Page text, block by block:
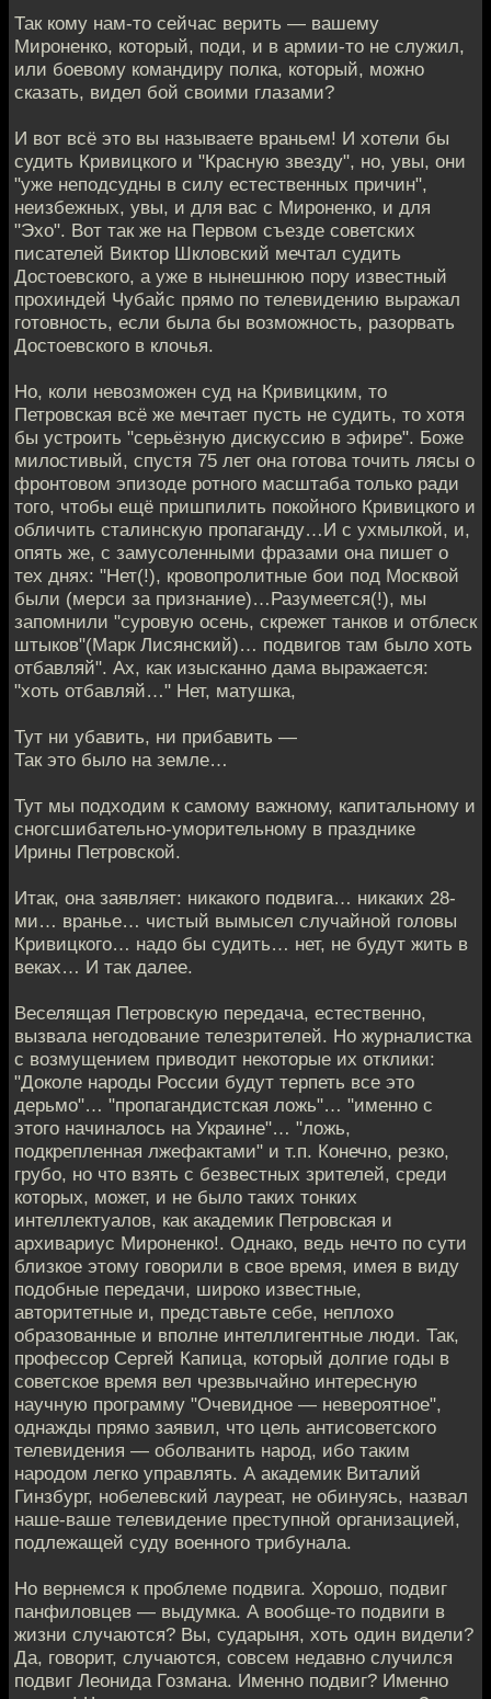
Так кому нам-то сейчас верить — вашему
Мироненко, который, поди, и в армии-то не служил,
или боевому командиру полка, который, можно
сказать, видел бой своими глазами?
И вот всё это вы называете враньем! И хотели бы
судить Кривицкого и "Красную звезду", но, увы, они
"уже неподсудны в силу естественных причин",
неизбежных, увы, и для вас с Мироненко, и для
"Эхо". Вот так же на Первом съезде советских
писателей Виктор Шкловский мечтал судить
Достоевского, а уже в нынешнюю пору известный
прохиндей Чубайс прямо по телевидению выражал
готовность, если была бы возможность, разорвать
Достоевского в клочья.
Но, коли невозможен суд на Кривицким, то
Петровская всё же мечтает пусть не судить, то хотя
бы устроить "серьёзную дискуссию в эфире". Боже
милостивый, спустя 75 лет она готова точить лясы о
фронтовом эпизоде ротного масштаба только ради
того, чтобы ещё пришпилить покойного Кривицкого и
обличить сталинскую пропаганду…И с ухмылкой, и,
опять же, с замусоленными фразами она пишет о
тех днях: "Нет(!), кровопролитные бои под Москвой
были (мерси за признание)…Разумеется(!), мы
запомнили "суровую осень, скрежет танков и отблеск
штыков"(Марк Лисянский)… подвигов там было хоть
отбавляй". Ах, как изысканно дама выражается:
"хоть отбавляй…" Нет, матушка,
Тут ни убавить, ни прибавить —
Так это было на земле…
Тут мы подходим к самому важному, капитальному и
сногсшибательно-уморительному в празднике
Ирины Петровской.
Итак, она заявляет: никакого подвига… никаких 28-
ми… вранье… чистый вымысел случайной головы
Кривицкого… надо бы судить… нет, не будут жить в
веках… И так далее.
Веселящая Петровскую передача, естественно,
вызвала негодование телезрителей. Но журналистка
с возмущением приводит некоторые их отклики:
"Доколе народы России будут терпеть все это
дерьмо"… "пропагандистская ложь"… "именно с
этого начиналось на Украине"… "ложь,
подкрепленная лжефактами" и т.п. Конечно, резко,
грубо, но что взять с безвестных зрителей, среди
которых, может, и не было таких тонких
интеллектуалов, как академик Петровская и
архивариус Мироненко!. Однако, ведь нечто по сути
близкое этому говорили в свое время, имея в виду
подобные передачи, широко известные,
авторитетные и, представьте себе, неплохо
образованные и вполне интеллигентные люди. Так,
профессор Сергей Капица, который долгие годы в
советское время вел чрезвычайно интересную
научную программу "Очевидное — невероятное",
однажды прямо заявил, что цель антисоветского
телевидения — оболванить народ, ибо таким
народом легко управлять. А академик Виталий
Гинзбург, нобелевский лауреат, не обинуясь, назвал
наше-ваше телевидение преступной организацией,
подлежащей суду военного трибунала.
Но вернемся к проблеме подвига. Хорошо, подвиг
панфиловцев — выдумка. А вообще-то подвиги в
жизни случаются? Вы, сударыня, хоть один видели?
Да, говорит, случаются, совсем недавно случился
подвиг Леонида Гозмана. Именно подвиг? Именно